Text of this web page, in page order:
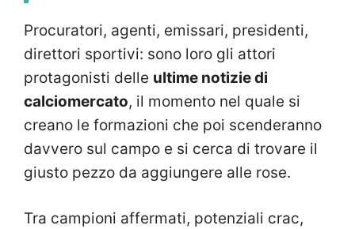
Procuratori, agenti, emissari, presidenti,
direttori sportivi: sono loro gli attori
protagonisti delle ultime notizie di
calciomercato, il momento nel quale si
creano le formazioni che poi scenderanno
davvero sul campo e si cerca di trovare il
giusto pezzo da aggiungere alle rose.
Tra campioni affermati, potenziali crac,